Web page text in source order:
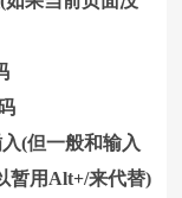
(但一般和输入
暂用Alt+/来代替)